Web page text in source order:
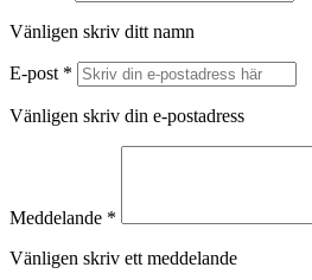
Vänligen skriv ditt namn
E-post *
Vänligen skriv din e-postadress
Meddelande *
Vänligen skriv ett meddelande